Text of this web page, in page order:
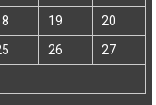
19
20
26
27